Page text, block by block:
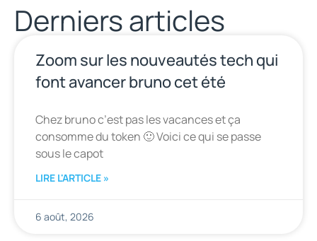
Derniers articles
Zoom sur les nouveautés tech qui
font avancer bruno cet été
Chez bruno c’est pas les vacances et ça
consomme du token 🙂 Voici ce qui se passe
sous le capot
LIRE L'ARTICLE »
6 août, 2026